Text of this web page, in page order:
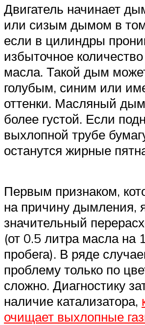
Двигатель начинает
или сизым дымом в
если в цилиндры
избыточное
масла. Такой дым
голубым, синим или
оттенки. Масляный дым
более густой. Если
выхлопной трубе
останутся жирные
Первым признаком,
на причину дымления,
значительный
(от 0.5 литра масла на
пробега). В ряде
проблему только по
сложно. Диагностику
наличие катализатора,
очищает выхлопные